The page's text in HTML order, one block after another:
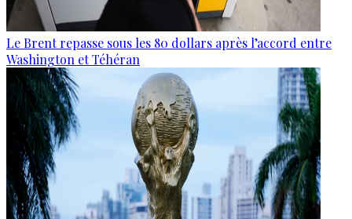
Le Brent repasse sous les 80 dollars après l’accord entre
Washington et Téhéran